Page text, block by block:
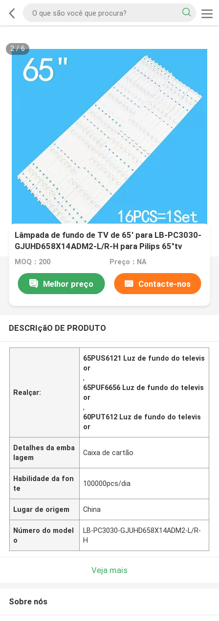
2/6
Lâmpada de fundo de TV de 65' para LB-PC3030-
GJUHD658X14ADM2-L/R-H para Pilips 65"tv
65PUF6652 65PUF6656 60PUF6061 60PUT612
MOQ：200 Preço：NA
Melhor preço Contacte-nos
DESCRIçãO DE PRODUTO
Realçar:
65PUS6121 Luz de fundo do televis
or
,
65PUF6656 Luz de fundo do televis
or
,
60PUT612 Luz de fundo do televis
or
Detalhes da emba
lagem
Caixa de cartão
Habilidade da fon
te
100000pcs/dia
Lugar de origem China
Número do model
o
LB-PC3030-GJUHD658X14ADM2-L/R-
H
Veja mais
Sobre nós